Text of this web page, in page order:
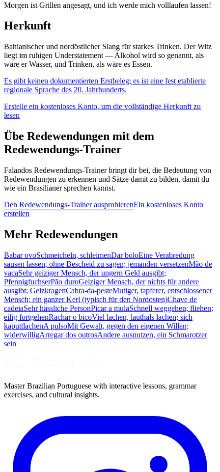
Morgen ist Grillen angesagt, und ich werde mich volllaufen lassen!
Herkunft
Bahianischer und nordöstlicher Slang für starkes Trinken. Der Witz
liegt im ruhigen Understatement — Alkohol wird so genannt, als
wäre er Wasser, und Trinken, als wäre es Essen.
Es gibt keinen dokumentierten Erstbeleg; es ist eine fest etablierte
regionale Sprache des 20. Jahrhunderts.
Erstelle ein kostenloses Konto, um die vollständige Herkunft zu
lesen
Übe Redewendungen mit dem
Redewendungs-Trainer
Falandos Redewendungs-Trainer bringt dir bei, die Bedeutung von
Redewendungen zu erkennen und Sätze damit zu bilden, damit du
wie ein Brasilianer sprechen kannst.
Den Redewendungs-Trainer ausprobierenEin kostenloses Konto
erstellen
Mehr Redewendungen
Babar ovoSchmeicheln, schleimenDar boloEine Verabredung
sausen lassen, ohne Bescheid zu sagen; jemanden versetzenMão de
vacaSehr geiziger Mensch, der ungern Geld ausgibt;
PfennigfuchserPão duroGeiziger Mensch, der nichts für andere
ausgibt; GeizkragenCabra-da-pesteMutiger, tapferer, entschlossener
Mensch; ein ganzer Kerl (typisch für den Nordosten)Chave de
cadeiaSehr hässliche PersonPicar a mulaSchnell weggehen; fliehen;
eilig fortgehenRachar o bicoViel lachen, lauthals lachen; sich
kaputtlachenA pulsoMit Gewalt, gegen den eigenen Willen;
widerwilligArregar dos outrosAndere ausnutzen, ein Schmarotzer
sein
Master Brazilian Portuguese with interactive lessons, grammar
exercises, and cultural insights.